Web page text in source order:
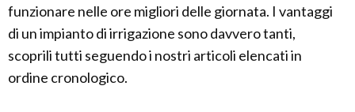
funzionare nelle ore migliori delle giornata. I vantaggi
di un impianto di irrigazione sono davvero tanti,
scoprili tutti seguendo i nostri articoli elencati in
ordine cronologico.